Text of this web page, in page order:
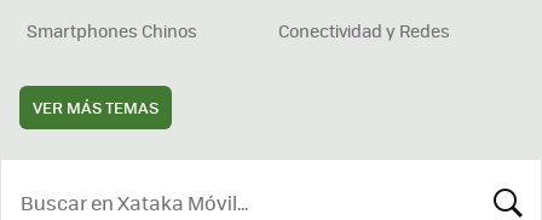
Smartphones Chinos
Conectividad y Redes
VER MÁS TEMAS